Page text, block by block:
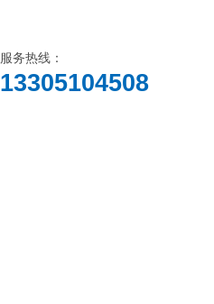
服务热线：
13305104508